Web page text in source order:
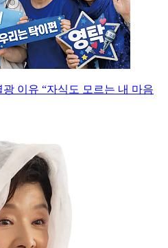
이유 “자식도 모르는 내 마음